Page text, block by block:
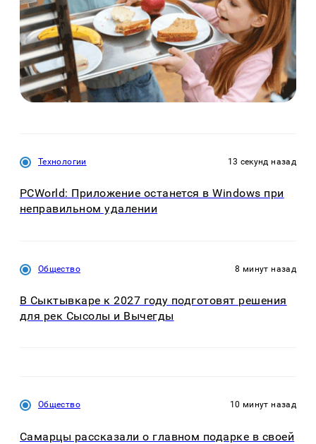
Технологии 13 секунд назад
PCWorld: Приложение останется в Windows при
неправильном удалении
Общество 8 минут назад
В Сыктывкаре к 2027 году подготовят решения
для рек Сысолы и Вычегды
Общество 10 минут назад
Самарцы рассказали о главном подарке в своей